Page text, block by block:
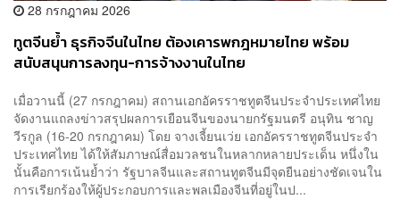
28 กรกฎาคม 2026
ทูตจีนย้ำ ธุรกิจจีนในไทย ต้องเคารพกฎหมายไทย พร้อม
สนับสนุนการลงทุน-การจ้างงานในไทย
เมื่อวานนี้ (27 กรกฎาคม) สถานเอกอัครราชทูตจีนประจำประเทศไทย
จัดงานแถลงข่าวสรุปผลการเยือนจีนของนายกรัฐมนตรี อนุทิน ชาญ
วีรกูล (16-20 กรกฎาคม) โดย จางเจี้ยนเว่ย เอกอัครราชทูตจีนประจำ
ประเทศไทย ได้ให้สัมภาษณ์สื่อมวลชนในหลากหลายประเด็น หนึ่งใน
นั้นคือการเน้นย้ำว่า รัฐบาลจีนและสถานทูตจีนมีจุดยืนอย่างชัดเจนใน
การเรียกร้องให้ผู้ประกอบการและพลเมืองจีนที่อยู่ในป...